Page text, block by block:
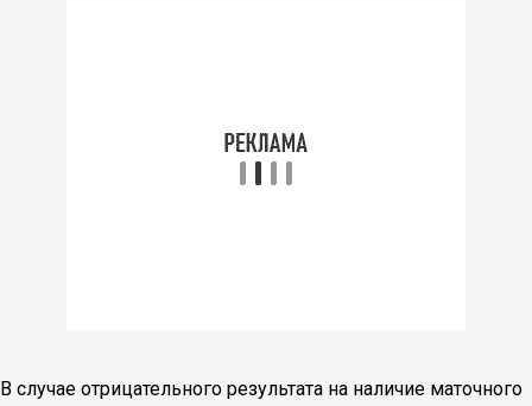
В случае отрицательного результата на наличие маточного